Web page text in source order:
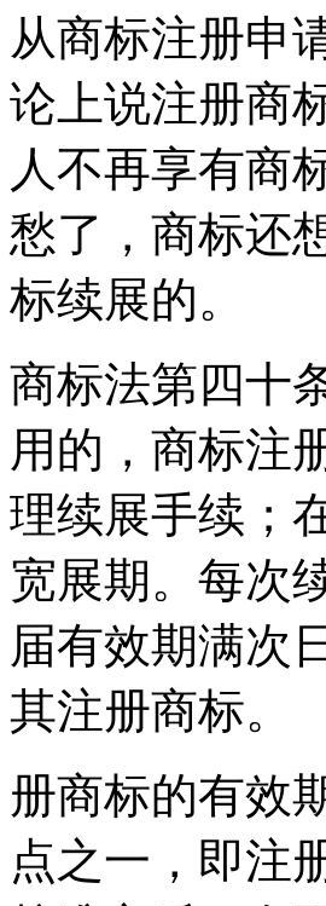
从商标注册申
论上说注册商
人不再享有商
愁了，商标还
标续展的。
商标法第四十
用的，商标注
理续展手续；
宽展期。每次
届有效期满次
其注册商标。
册商标的有效
点之一，即注